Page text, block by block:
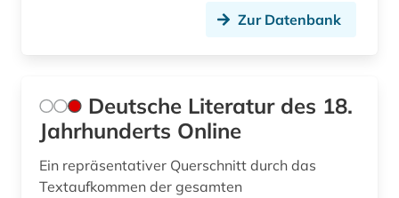
Zur Datenbank
Deutsche Literatur des 18.
Jahrhunderts Online
Ein repräsentativer Querschnitt durch das
Textaufkommen der gesamten